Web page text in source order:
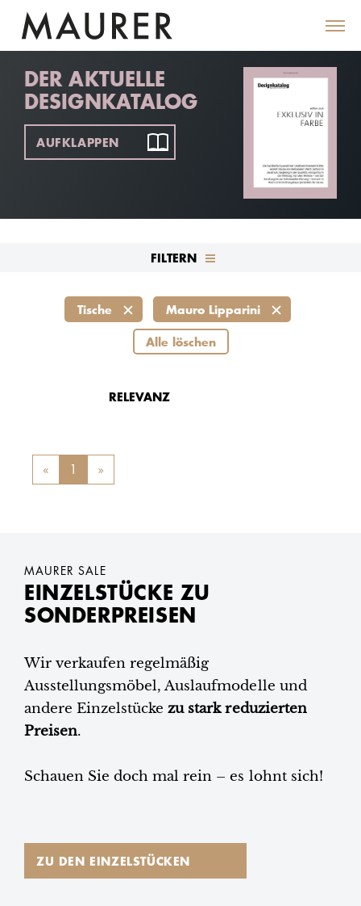
DER AKTUELLE
DESIGNKATALOG
AUFKLAPPEN
FILTERN
Tische
Mauro Lipparini
Alle löschen
RELEVANZ
« Previous
1 »
MAURER SALE
EINZELSTÜCKE ZU
SONDERPREISEN
Wir verkaufen regelmäßig
Ausstellungsmöbel, Auslaufmodelle und
andere Einzelstücke zu stark reduzierten
Preisen.
Schauen Sie doch mal rein – es lohnt sich!
ZU DEN EINZELSTÜCKEN